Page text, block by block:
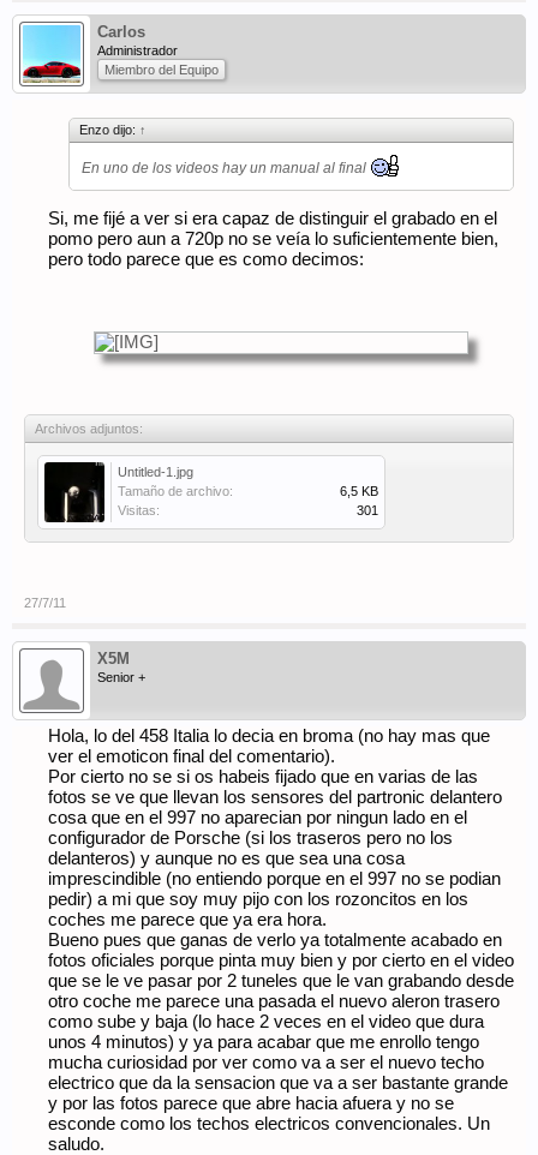
Carlos
Administrador
Miembro del Equipo
Enzo dijo: ↑
En uno de los videos hay un manual al final
Si, me fijé a ver si era capaz de distinguir el grabado en el
pomo pero aun a 720p no se veía lo suficientemente bien,
pero todo parece que es como decimos:
Archivos adjuntos:
Untitled-1.jpg
Tamaño de archivo:
6,5 KB
Visitas:
301
27/7/11
X5M
Senior +
Hola, lo del 458 Italia lo decia en broma (no hay mas que
ver el emoticon final del comentario).
Por cierto no se si os habeis fijado que en varias de las
fotos se ve que llevan los sensores del partronic delantero
cosa que en el 997 no aparecian por ningun lado en el
configurador de Porsche (si los traseros pero no los
delanteros) y aunque no es que sea una cosa
imprescindible (no entiendo porque en el 997 no se podian
pedir) a mi que soy muy pijo con los rozoncitos en los
coches me parece que ya era hora.
Bueno pues que ganas de verlo ya totalmente acabado en
fotos oficiales porque pinta muy bien y por cierto en el video
que se le ve pasar por 2 tuneles que le van grabando desde
otro coche me parece una pasada el nuevo aleron trasero
como sube y baja (lo hace 2 veces en el video que dura
unos 4 minutos) y ya para acabar que me enrollo tengo
mucha curiosidad por ver como va a ser el nuevo techo
electrico que da la sensacion que va a ser bastante grande
y por las fotos parece que abre hacia afuera y no se
esconde como los techos electricos convencionales. Un
saludo.